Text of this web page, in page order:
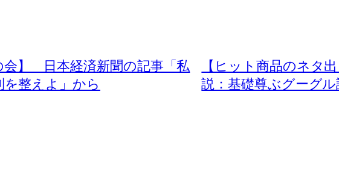
会】 日本経済新聞の記事「私
を整えよ」から
【ヒット商品のネタ
説：基礎尊ぶグーグ